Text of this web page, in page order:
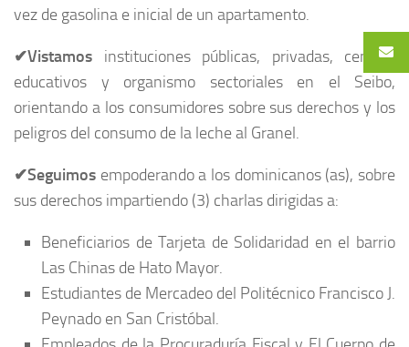
vez de gasolina e inicial de un apartamento.
✔Vistamos instituciones públicas, privadas, centros
educativos y organismo sectoriales en el Seibo,
orientando a los consumidores sobre sus derechos y los
peligros del consumo de la leche al Granel.
✔Seguimos empoderando a los dominicanos (as), sobre
sus derechos impartiendo (3) charlas dirigidas a:
Beneficiarios de Tarjeta de Solidaridad en el barrio
Las Chinas de Hato Mayor.
Estudiantes de Mercadeo del Politécnico Francisco J.
Peynado en San Cristóbal.